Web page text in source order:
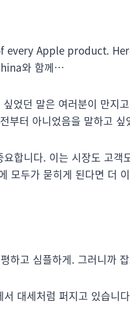
every Apple product.
와 함께…
었던 말은 여러분이 만지
터 아니었음을 말하고 싶
합니다. 이는 시장도 고객
모두가 묻히게 된다면 더
하고 심플하게. 그러니까
대세처럼 퍼지고 있습니